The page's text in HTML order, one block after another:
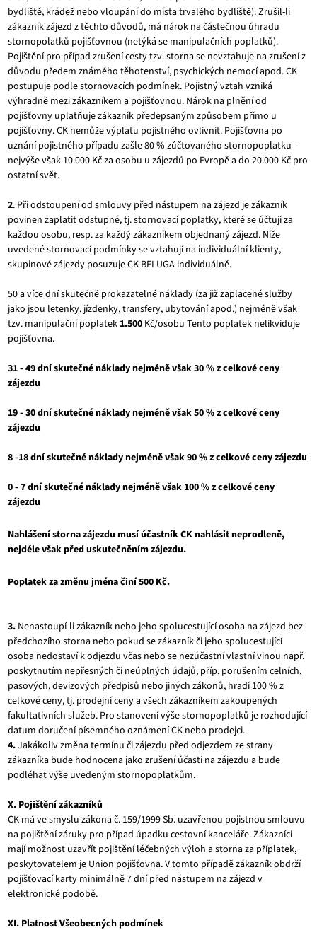
bydliště, krádež nebo vloupání do místa trvalého bydliště). Zrušil-li
zákazník zájezd z těchto důvodů, má nárok na částečnou úhradu
stornopolatků pojišťovnou (netýká se manipulačních poplatků).
Pojištění pro případ zrušení cesty tzv. storna se nevztahuje na zrušení z
důvodu předem známého těhotenství, psychických nemocí apod. CK
postupuje podle stornovacích podmínek. Pojistný vztah vzniká
výhradně mezi zákazníkem a pojišťovnou. Nárok na plnění od
pojišťovny uplatňuje zákazník předepsaným způsobem přímo u
pojišťovny. CK nemůže výplatu pojistného ovlivnit. Pojišťovna po
uznání pojistného případu zašle 80 % zúčtovaného stornopoplatku –
nejvýše však 10.000 Kč za osobu u zájezdů po Evropě a do 20.000 Kč pro
ostatní svět.
2. Při odstoupení od smlouvy před nástupem na zájezd je zákazník
povinen zaplatit odstupné, tj. stornovací poplatky, které se účtují za
každou osobu, resp. za každý zákazníkem objednaný zájezd. Níže
uvedené stornovací podmínky se vztahují na individuální klienty,
skupinové zájezdy posuzuje CK BELUGA individuálně.
50 a více dní skutečně prokazatelné náklady (za již zaplacené služby
jako jsou letenky, jízdenky, transfery, ubytování apod.) nejméně však
tzv. manipulační poplatek 1.500 Kč/osobu Tento poplatek nelikviduje
pojišťovna.
31 - 49 dní skutečné náklady nejméně však 30 % z celkové ceny
zájezdu
19 - 30 dní skutečné náklady nejméně však 50 % z celkové ceny
zájezdu
8 -18 dní skutečné náklady nejméně však 90 % z celkové ceny zájezdu
0 - 7 dní skutečné náklady nejméně však 100 % z celkové ceny
zájezdu
Nahlášení storna zájezdu musí účastník CK nahlásit neprodleně,
nejdéle však před uskutečněním zájezdu.
Poplatek za změnu jména činí 500 Kč.
3. Nenastoupí-li zákazník nebo jeho spolucestující osoba na zájezd bez
předchozího storna nebo pokud se zákazník či jeho spolucestující
osoba nedostaví k odjezdu včas nebo se nezúčastní vlastní vinou např.
poskytnutím nepřesných či neúplných údajů, příp. porušením celních,
pasových, devizových předpisů nebo jiných zákonů, hradí 100 % z
celkové ceny, tj. prodejní ceny a všech zákazníkem zakoupených
fakultativních služeb. Pro stanovení výše stornopoplatků je rozhodující
datum doručení písemného oznámení CK nebo prodejci.
4.Jakákoliv změna termínu či zájezdu před odjezdem ze strany
zákazníka bude hodnocena jako zrušení účasti na zájezdu a bude
podléhat výše uvedeným stornopoplatkům.
X. Pojištění zákazníků
CK má ve smyslu zákona č. 159/1999 Sb. uzavřenou pojistnou smlouvu
na pojištění záruky pro případ úpadku cestovní kanceláře. Zákazníci
mají možnost uzavřít pojištění léčebných výloh a storna za příplatek,
poskytovatelem je Union pojišťovna. V tomto případě zákazník obdrží
pojišťovací karty minimálně 7 dní před nástupem na zájezd v
elektronické podobě.
XI. Platnost Všeobecných podmínek